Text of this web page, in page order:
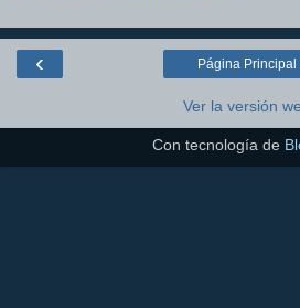
‹ Página Principal
Ver la versión
Con tecnología de